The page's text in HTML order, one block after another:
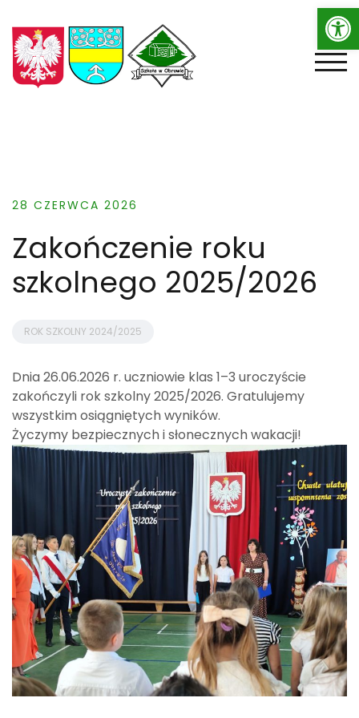
to
content
28 CZERWCA 2026
Zakończenie roku
szkolnego 2025/2026
ROK SZKOLNY 2024/2025
Dnia 26.06.2026 r. uczniowie klas 1–3 uroczyście
zakończyli rok szkolny 2025/2026. Gratulujemy
wszystkim osiągniętych wyników.
Życzymy bezpiecznych i słonecznych wakacji!